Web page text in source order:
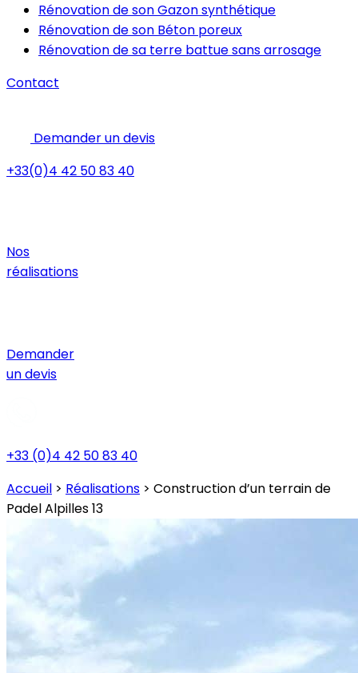
Rénovation de son Gazon synthétique
Rénovation de son Béton poreux
Rénovation de sa terre battue sans arrosage
Contact
Demander un devis
+33(0)4 42 50 83 40
Nos
réalisations
Demander
un devis
+33 (0)4 42 50 83 40
Accueil > Réalisations > Construction d’un terrain de
Padel Alpilles 13